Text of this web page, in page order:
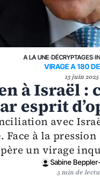
A LA UNE›DÉCRYPTAGES›
VIRAGE A 180
13 juin 2025
à Israël :
esprit
avec
Face à la
un virage
Sabine
5 min de